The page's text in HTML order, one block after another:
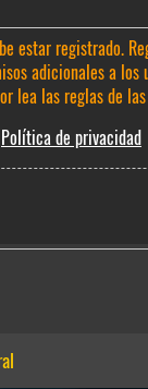
estar registrado.
adicionales a
lea las reglas de
Política de privacidad